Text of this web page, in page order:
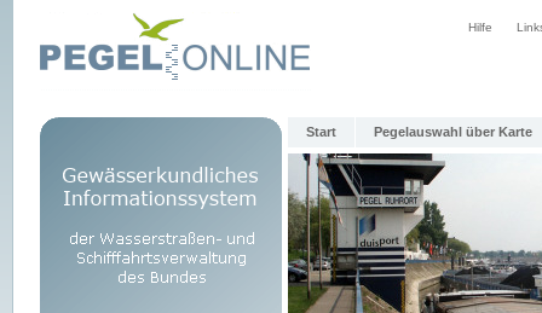
Hilfe
Start Pegelauswahl über Karte